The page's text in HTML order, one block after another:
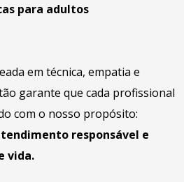
para adultos
em técnica, empatia e
garante que cada profissional
com o nosso propósito:
responsável e
vida.